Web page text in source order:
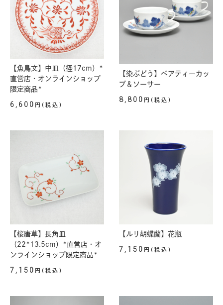
【魚鳥文】中皿（径17cm）*
直営店・オンラインショップ
限定商品*
6,600 円(税込)
【染ぶどう】ペアティーカッ
プ＆ソーサー
8,800 円(税込)
【桜唐草】長角皿
（22*13.5cm）*直営店・オ
ンラインショップ限定商品*
7,150 円(税込)
【ルリ胡蝶蘭】花瓶
7,150 円(税込)